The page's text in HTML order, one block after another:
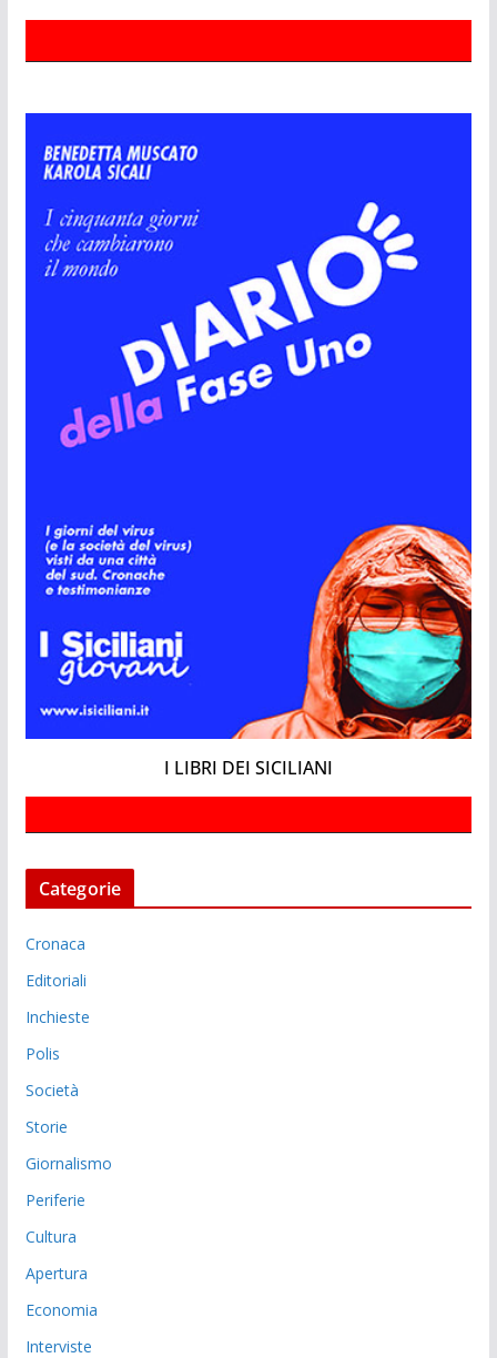
I LIBRI DEI SICILIANI
Categorie
Cronaca
Editoriali
Inchieste
Polis
Società
Storie
Giornalismo
Periferie
Cultura
Apertura
Economia
Interviste